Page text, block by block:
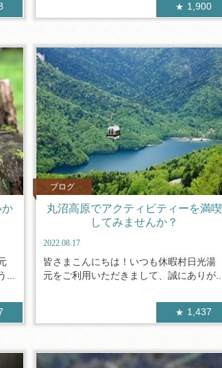
1,900
か
...
ブログ
丸沼高原でアクティビティーを満喫
してみませんか？
2022.08.17
皆さまこんにちは！いつも休暇村日光湯
元をご利用いただきまして、誠にありが...
1,437